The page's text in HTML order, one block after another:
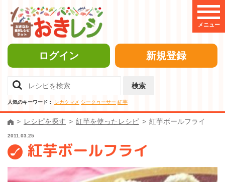
メニュー
ログイン 新規登録
検索
人気のキーワード： シカクマメ シークヮーサー 紅芋
レシピを探す 紅芋を使ったレシピ 紅芋ボールフライ
2011.03.25
紅芋ボールフライ